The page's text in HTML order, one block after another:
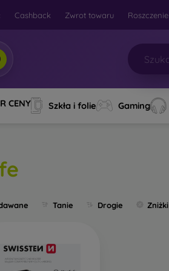
Cashback Zwrot towaru Roszczenie
CENY Szkła i folie Gaming
Tanie Drogie Zniżki